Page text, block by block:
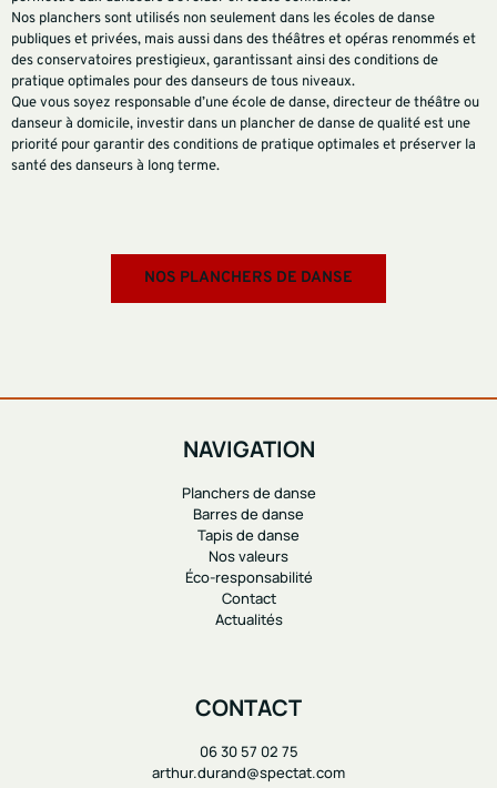
Nos planchers sont utilisés non seulement dans les écoles de danse
publiques et privées, mais aussi dans des théâtres et opéras renommés et
des conservatoires prestigieux, garantissant ainsi des conditions de
pratique optimales pour des danseurs de tous niveaux.
Que vous soyez responsable d’une école de danse, directeur de théâtre ou
danseur à domicile, investir dans un plancher de danse de qualité est une
priorité pour garantir des conditions de pratique optimales et préserver la
santé des danseurs à long terme.
NOS PLANCHERS DE DANSE
NAVIGATION
Planchers de danse
Barres de danse
Tapis de danse
Nos valeurs
Éco-responsabilité
Contact
Actualités
CONTACT
06 30 57 02 75
arthur.durand@spectat.com